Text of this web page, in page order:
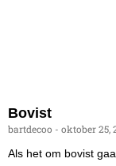
Bovist
bartdecoo oktober 25,
Als het om bovist